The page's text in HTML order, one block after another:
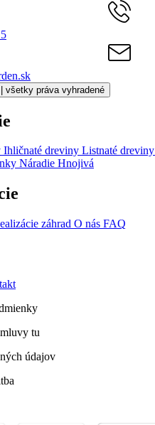
všetky práva vyhradené
Ihličnaté dreviny Listnaté dreviny
Náradie Hnojivá
záhrad O nás FAQ
tu
údajov